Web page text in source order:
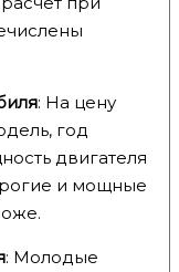
: На цену
год
двигателя
и мощные
: Молодые